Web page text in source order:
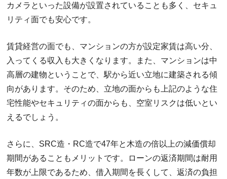
カメラといった設備が設置されていることも多く、セキュ
リティ面でも安心です。
賃貸経営の面でも、マンションの方が設定家賃は高い分、
入ってくる収入も大きくなります。また、マンションは中
高層の建物ということで、駅から近い立地に建築される傾
向があります。そのため、立地の面からも上記のような住
宅性能やセキュリティの面からも、空室リスクは低いとい
えるでしょう。
さらに、SRC造・RC造で47年と木造の倍以上の減価償却
期間があることもメリットです。ローンの返済期間は耐用
年数が上限であるため、借入期間を長くして、返済の負担